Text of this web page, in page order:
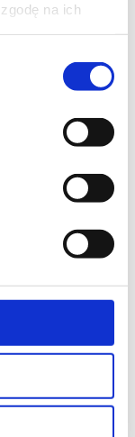
na ich
m